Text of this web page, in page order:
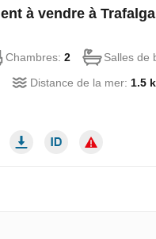
à vendre à
Chambres:2 Salles de
Distance de la mer: 1.5